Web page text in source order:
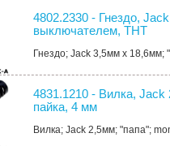
4802.2330 - Гнездо,
выключателем, THT
Гнездо; Jack 3,5мм х 18,6мм;
4831.1210 - Вилка,
пайка, 4 мм
Вилка; Jack 2,5мм; "папа";